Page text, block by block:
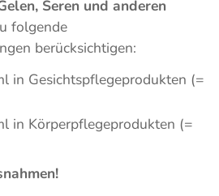
Seren und anderen
folgende
berücksichtigen:
in Gesichtspflegeprodukten (=
in Körperpflegeprodukten (=